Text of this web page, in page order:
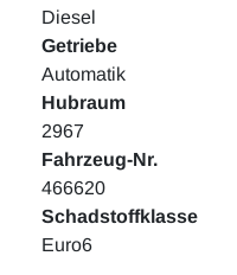
Diesel
Getriebe
Automatik
Hubraum
2967
Fahrzeug-Nr.
466620
Schadstoffklasse
Euro6